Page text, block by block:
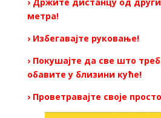
метра!
› Избегавајте руковање!
› Покушајте да све што
обавите у близини куће!
› Проветравајте своје